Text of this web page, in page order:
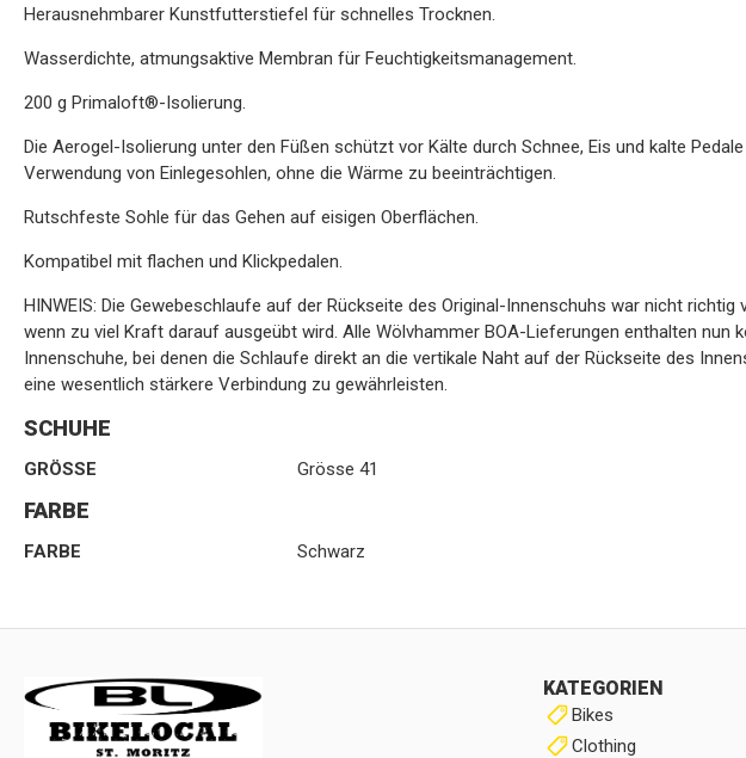
Herausnehmbarer Kunstfutterstiefel für schnelles Trocknen.
Wasserdichte, atmungsaktive Membran für Feuchtigkeitsmanagement.
200 g Primaloft®-Isolierung.
Die Aerogel-Isolierung unter den Füßen schützt vor Kälte durch Schnee, Eis und kalte
Verwendung von Einlegesohlen, ohne die Wärme zu beeinträchtigen.
Rutschfeste Sohle für das Gehen auf eisigen Oberflächen.
Kompatibel mit flachen und Klickpedalen.
HINWEIS: Die Gewebeschlaufe auf der Rückseite des Original-Innenschuhs war nicht richtig
wenn zu viel Kraft darauf ausgeübt wird. Alle Wölvhammer BOA-Lieferungen enthalten nun
Innenschuhe, bei denen die Schlaufe direkt an die vertikale Naht auf der Rückseite des
eine wesentlich stärkere Verbindung zu gewährleisten.
SCHUHE
GRÖSSE Grösse 41
FARBE
FARBE Schwarz
KATEGORIEN
Bikes
Clothing